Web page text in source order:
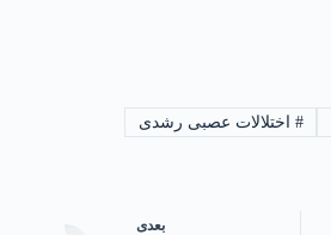
# اختلالات عصبی رشدی
بعدی